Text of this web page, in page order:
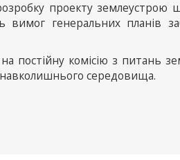
проекту землеустрою
вимог генеральних планів
постійну комісію з питань
навколишнього середовища.